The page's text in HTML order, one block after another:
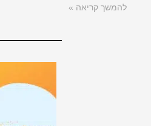
להמשך קריאה »